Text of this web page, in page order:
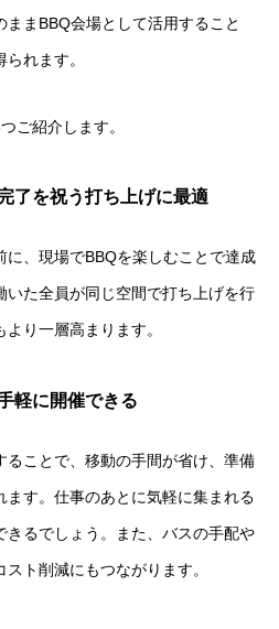
まBBQ会場として活用すること
れます。
ご紹介します。
了を祝う打ち上げに最適
に、現場でBBQを楽しむことで達成
いた全員が同じ空間で打ち上げを行
り一層高まります。
軽に開催できる
ることで、移動の手間が省け、準備
す。仕事のあとに気軽に集まれる
きるでしょう。また、バスの手配や
ト削減にもつながります。